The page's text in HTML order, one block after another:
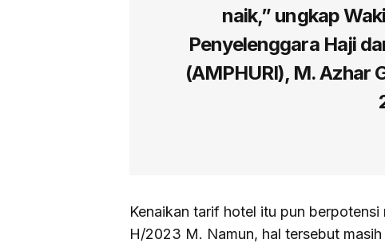
naik,” ungkap
Penyelenggara Haji
(AMPHURI), M. Azhar
Kenaikan tarif hotel itu pun
H/2023 M. Namun, hal tersebut